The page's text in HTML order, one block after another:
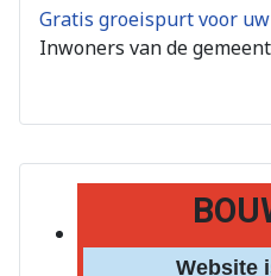
Website
Gratis groeispurt voor
Inwoners van de